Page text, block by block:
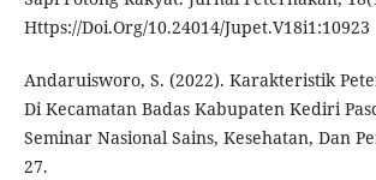
Https://Doi.Org/10.24014/Jupet.V18i1:10923
Andaruisworo, S. (2022). Karakteristik
Di Kecamatan Badas Kabupaten Kediri
Seminar Nasional Sains, Kesehatan, Dan
27.